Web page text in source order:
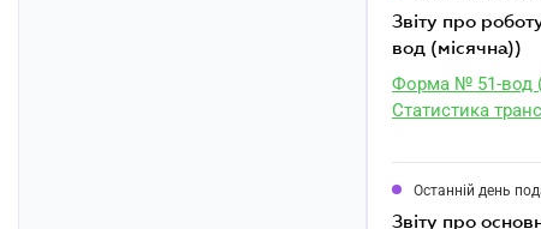
звіту про роботу підприємства водного транспорту за серпень 2023 року (форма № 51-
вод (місячна))
Форма № 51-вод
Статистика
Останній день
звіту про основні показники роботи авіаційного підприємства за серпень 2023 року